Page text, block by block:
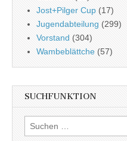
Jost+Pilger Cup (17)
Jugendabteilung (299)
Vorstand (304)
Wambeblättche (57)
SUCHFUNKTION
Suchen
nach: